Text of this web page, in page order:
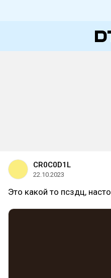
CR0C0D1L
22.10.2023
Это какой то псздц,